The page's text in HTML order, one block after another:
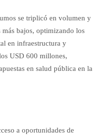
se triplicó en volumen y
más bajos, optimizando los
en infraestructura y
USD 600 millones,
en salud pública en la
a oportunidades de